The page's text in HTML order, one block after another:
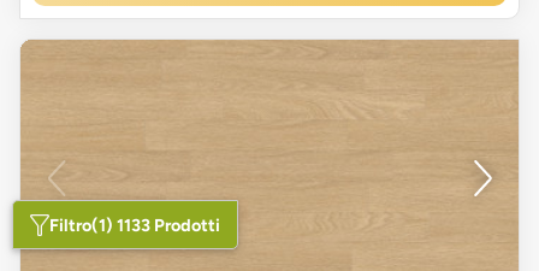
Filtro(1) 1133 Prodotti